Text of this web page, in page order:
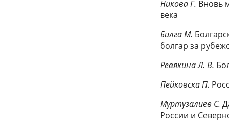
Никова Г. Вновь
века
Билга М.
болгар за
Ревякина Л. В.
Пейковска П.
Муртузалиев С.
России и